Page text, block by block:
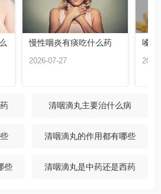
慢性咽炎有痰吃什么药
2026-07-27
嗓子
清咽滴丸主要治什么病
清咽滴丸的作用都有哪些
些 清咽滴丸是中药还是西药